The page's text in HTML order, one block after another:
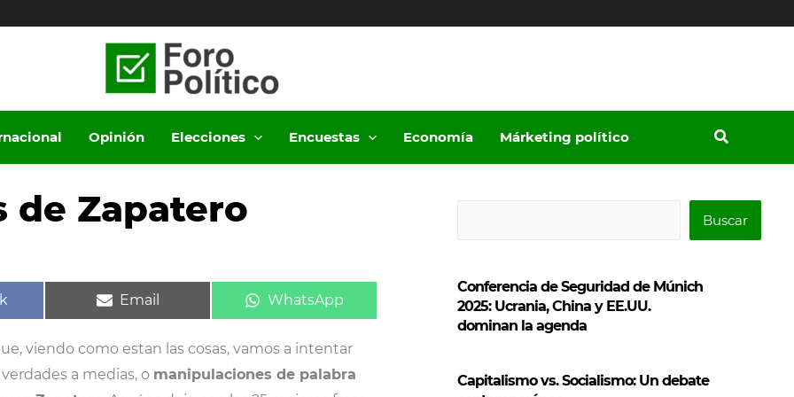
Opinión Elecciones Encuestas Economía Márketing político
de Zapatero
Compartir
Email
Compartir
WhatsApp
viendo como estan las cosas, vamos a intentar
a medias, o manipulaciones de palabra
c
a
Buscar
Conferencia de Seguridad de Múnich
2025: Ucrania, China y EE.UU.
dominan la agenda
Capitalismo vs. Socialismo: Un debate